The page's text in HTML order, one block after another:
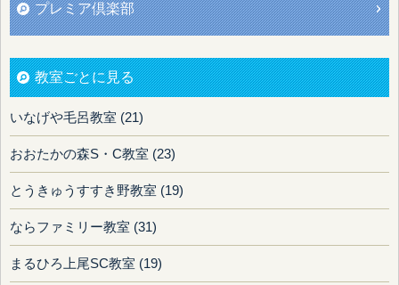
プレミア倶楽部
教室ごとに見る
いなげや毛呂教室 (21)
おおたかの森S・C教室 (23)
とうきゅうすすき野教室 (19)
ならファミリー教室 (31)
まるひろ上尾SC教室 (19)